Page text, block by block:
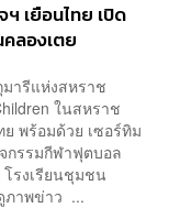
เยือนไทย เปิด
ลองเตย
ารีแห่งสหราช
ในสหราช
พร้อมด้วย เซอร์ทิม
กรรมกีฬาฟุตบอล
โรงเรียนชุมชน
ภาพข่าว ...